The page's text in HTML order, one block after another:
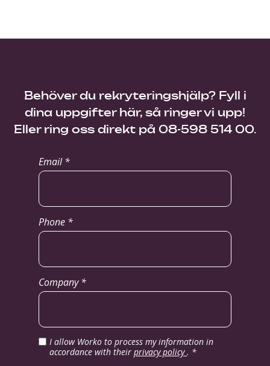
Behöver du rekryteringshjälp? Fyll i
dina uppgifter här, så ringer vi upp!
Eller ring oss direkt på 08-598 514 00.
Email *
Phone *
Company *
I allow Worko to process my information in
accordance with their privacy policy. *